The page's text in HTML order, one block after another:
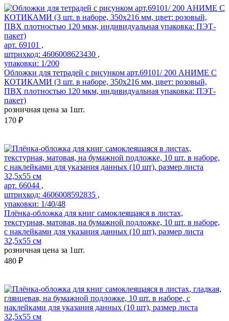
арт. 69101 ,
штрихкод: 4606008623430 ,
упаковки: 1/200
Обложки для тетрадей с рисунком арт.69101/ 200 АНИМЕ С
КОТИКАМИ (3 шт. в наборе, 350х216 мм, цвет: розовый,
ПВХ плотностью 120 мкм, индивидуальная упаковка: ПЭТ-
пакет)
розничная цена за 1шт.
170 ₽
арт. 66044 ,
штрихкод: 4606008592835 ,
упаковки: 1/40/48
Плёнка-обложка для книг самоклеящаяся в листах,
текстурная, матовая, на бумажной подложке, 10 шт. в наборе,
с наклейками для указания данных (10 шт), размер листа
32,5х55 см
розничная цена за 1шт.
480 ₽